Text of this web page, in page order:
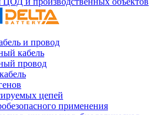
и провод
кабель
провод
цепей
применения